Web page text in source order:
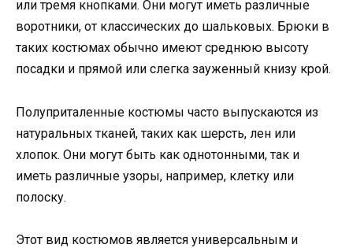
или тремя кнопками. Они могут иметь различные
воротники, от классических до шальковых. Брюки в
таких костюмах обычно имеют среднюю высоту
посадки и прямой или слегка зауженный книзу крой.
Полуприталенные костюмы часто выпускаются из
натуральных тканей, таких как шерсть, лен или
хлопок. Они могут быть как однотонными, так и
иметь различные узоры, например, клетку или
полоску.
Этот вид костюмов является универсальным и